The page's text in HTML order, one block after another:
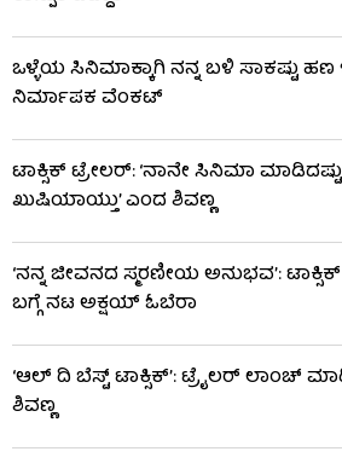
ಒಳ್ಳೆಯ ಸಿನಿಮಾಕ್ಕಾಗಿ ನನ್ನ ಬಳಿ ಸಾಕಷ್ಟು
ನಿರ್ಮಾಪಕ ವೆಂಕಟ್
ಟಾಕ್ಸಿಕ್ ಟ್ರೇಲರ್​: ‘ನಾನೇ ಸಿನಿಮಾ ಮಾಡಿದಷ್ಟು
ಖುಷಿಯಾಯ್ತು’ ಎಂದ ಶಿವಣ್ಣ
‘ನನ್ನ ಜೀವನದ ಸ್ಮರಣೀಯ ಅನುಭವ’:
ಬಗ್ಗೆ ನಟ ಅಕ್ಷಯ್ ಓಬೆರಾ
‘ಆಲ್​ ದಿ ಬೆಸ್ಟ್​ ಟಾಕ್ಸಿಕ್’: ಟ್ರೈಲರ್​ ಲಾಂಚ್
ಶಿವಣ್ಣ